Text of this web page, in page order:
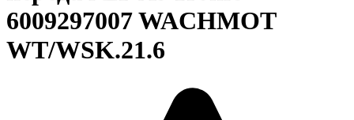
6009297007 WACHMOT
WT/WSK.21.6